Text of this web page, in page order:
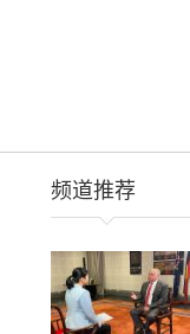
频道推荐